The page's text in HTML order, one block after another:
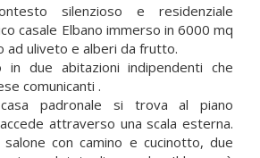
silenzioso e residenziale
casale Elbano immerso in 6000 mq
ad uliveto e alberi da frutto.
due abitazioni indipendenti che
comunicanti .
padronale si trova al piano
attraverso una scala esterna.
con camino e cucinotto, due